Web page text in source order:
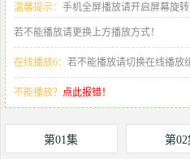
温馨提示： 手机全屏播放请开启屏幕旋转
若不能播放请更换上方播放方式！
在线播放6： 若不能播放请切换在线播放
不能播放？ 点此报错！
第01集 第02